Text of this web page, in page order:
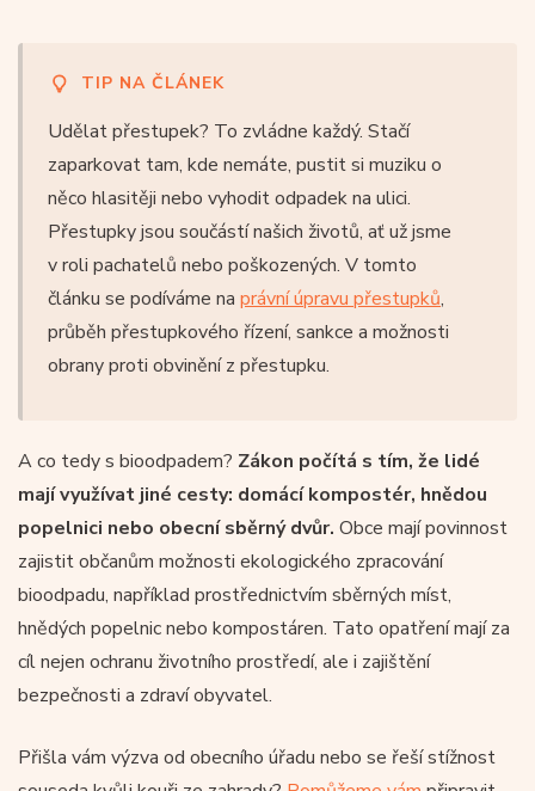
TIP NA ČLÁNEK
Udělat přestupek? To zvládne každý. Stačí
zaparkovat tam, kde nemáte, pustit si muziku o
něco hlasitěji nebo vyhodit odpadek na ulici.
Přestupky jsou součástí našich životů, ať už jsme
v roli pachatelů nebo poškozených. V tomto
článku se podíváme na právní úpravu přestupků,
průběh přestupkového řízení, sankce a možnosti
obrany proti obvinění z přestupku.
A co tedy s bioodpadem? Zákon počítá s tím, že lidé
mají využívat jiné cesty: domácí kompostér, hnědou
popelnici nebo obecní sběrný dvůr. Obce mají povinnost
zajistit občanům možnosti ekologického zpracování
bioodpadu, například prostřednictvím sběrných míst,
hnědých popelnic nebo kompostáren. Tato opatření mají za
cíl nejen ochranu životního prostředí, ale i zajištění
bezpečnosti a zdraví obyvatel.
Přišla vám výzva od obecního úřadu nebo se řeší stížnost